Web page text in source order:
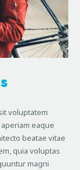
voluptatem
eaque
beatae vitae
quia voluptas
magni